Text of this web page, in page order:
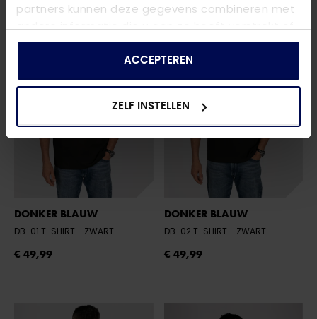
partners kunnen deze gegevens combineren met
andere informatie die u aan ze heeft verstrekt of
die ze hebben verzameld op basis van uw gebruik
ACCEPTEREN
ZELF INSTELLEN
DONKER BLAUW
DB-01 T-SHIRT - ZWART
€ 49,99
DONKER BLAUW
DB-02 T-SHIRT - ZWART
€ 49,99